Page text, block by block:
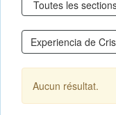
Aucun résultat.